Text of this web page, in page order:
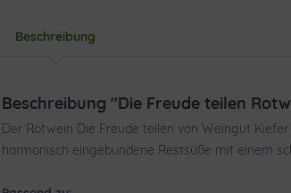
Beschreibung
Beschreibung "Die Freude teilen
Der Rotwein Die Freude teilen von Weingut
harmonisch eingebundene Restsüße mit einem